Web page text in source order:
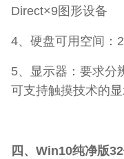
Direct×9图形设备
4、硬盘可用空间：
5、显示器：要求分
可支持触摸技术的显
四、Win10纯净版32